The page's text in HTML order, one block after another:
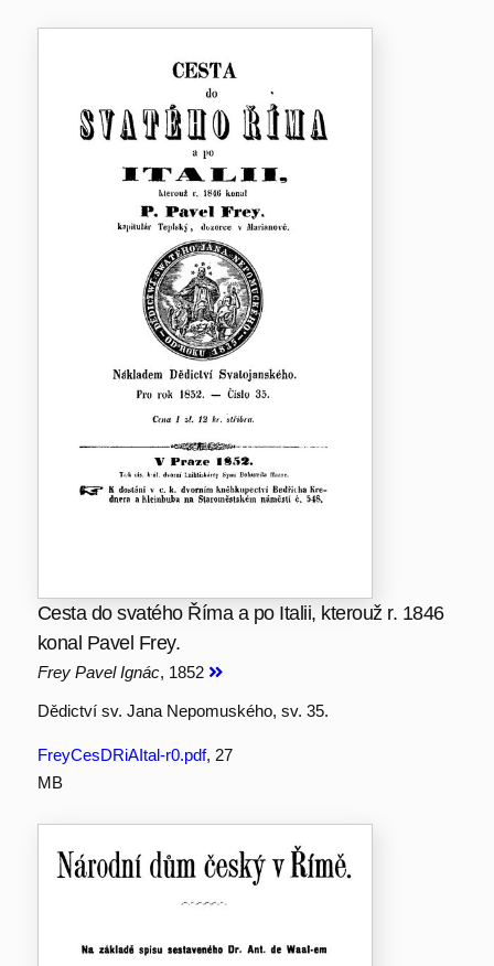
Cesta do svatého Říma a po Italii, kterouž r. 1846
konal Pavel Frey.
Frey Pavel Ignác, 1852
Dědictví sv. Jana Nepomuského, sv. 35.
FreyCesDRiAItal-r0.pdf, 27
MB